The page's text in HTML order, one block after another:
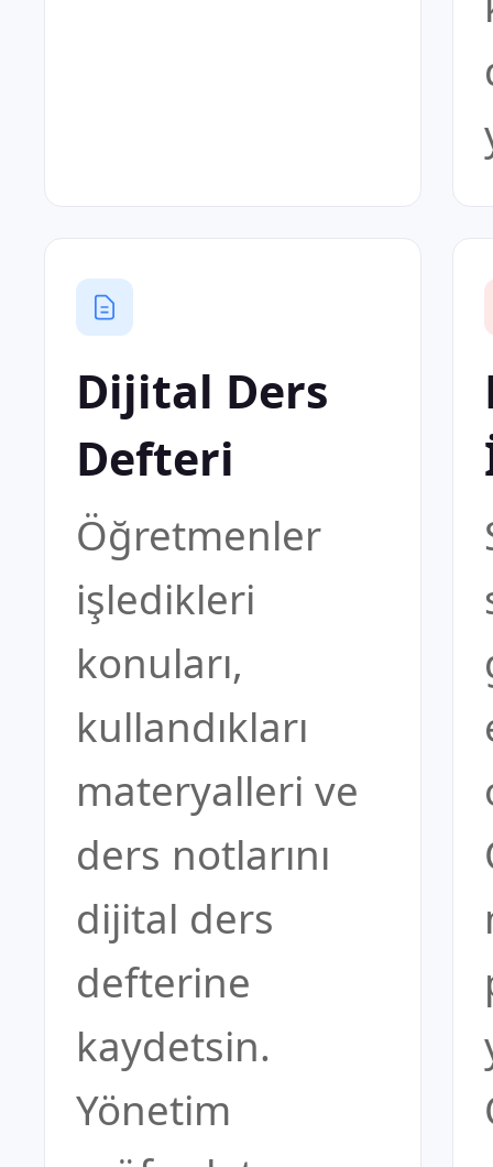
Dijital Ders
Defteri
Öğretmenler
işledikleri
konuları,
kullandıkları
materyalleri ve
ders notlarını
dijital ders
defterine
kaydetsin.
Yönetim